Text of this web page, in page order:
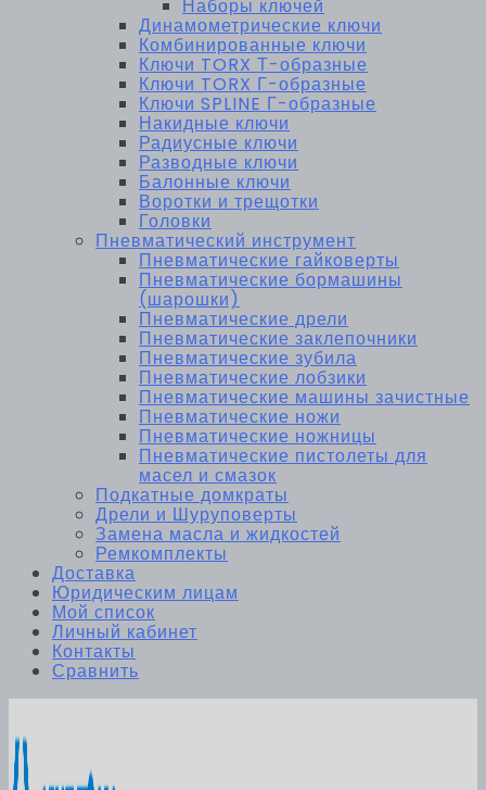
Наборы ключей
Динамометрические ключи
Комбинированные ключи
Ключи TORX Т-образные
Ключи TORX Г-образные
Ключи SPLINE Г-образные
Накидные ключи
Радиусные ключи
Разводные ключи
Балонные ключи
Воротки и трещотки
Головки
Пневматический инструмент
Пневматические гайковерты
Пневматические бормашины
(шарошки)
Пневматические дрели
Пневматические заклепочники
Пневматические зубила
Пневматические лобзики
Пневматические машины зачистные
Пневматические ножи
Пневматические ножницы
Пневматические пистолеты для
масел и смазок
Подкатные домкраты
Дрели и Шуруповерты
Замена масла и жидкостей
Ремкомплекты
Доставка
Юридическим лицам
Мой список
Личный кабинет
Контакты
Сравнить